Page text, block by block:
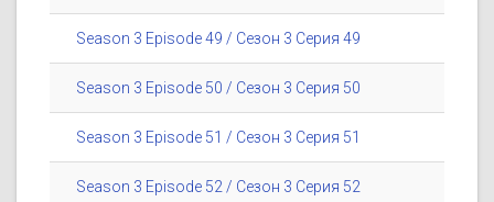
Season 3 Episode 49 / Сезон 3 Серия 49
Season 3 Episode 50 / Сезон 3 Серия 50
Season 3 Episode 51 / Сезон 3 Серия 51
Season 3 Episode 52 / Сезон 3 Серия 52